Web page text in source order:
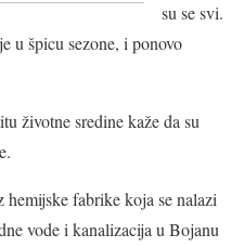
su se svi.
u špicu sezone, i ponovo
životne sredine kaže da su
hemijske fabrike koja se nalazi
vode i kanalizacija u Bojanu